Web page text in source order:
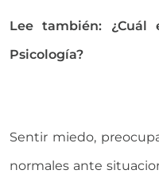
Lee también:
Psicología?
Sentir miedo,
normales ante